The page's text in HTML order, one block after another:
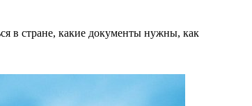
в стране, какие документы нужны, как